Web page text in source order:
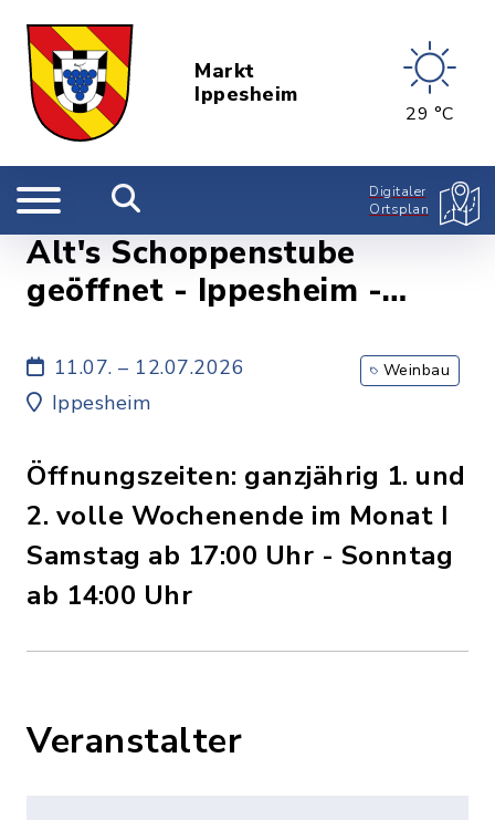
Markt
Ippesheim
29 °C
Digitaler
Ortsplan
Alt's Schoppenstube
geöffnet - Ippesheim -
11.07. – 12.07.2026
Ippesheim
Weinbau
Öffnungszeiten: ganzjährig 1. und
2. volle Wochenende im Monat ǀ
Samstag ab 17:00 Uhr - Sonntag
ab 14:00 Uhr
Veranstalter